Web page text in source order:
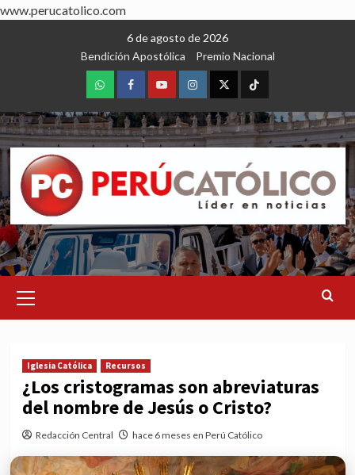
www.perucatolico.com
6 de agosto de 2026
Bendición Apostólica
Premio Nacional
WhatsAppFacebookYoutubeInstagram
X TikTok
Menu
Iglesia Católica Recursos
¿Los cristogramas son abreviaturas
del nombre de Jesús o Cristo?
Redacción Central hace 6 meses en Perú Católico